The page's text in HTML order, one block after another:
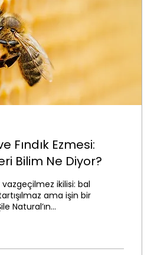
Fındık Ezmesi:
Bilim Ne Diyor?
vazgeçilmez ikilisi: bal
ama işin bir
Natural’ın...